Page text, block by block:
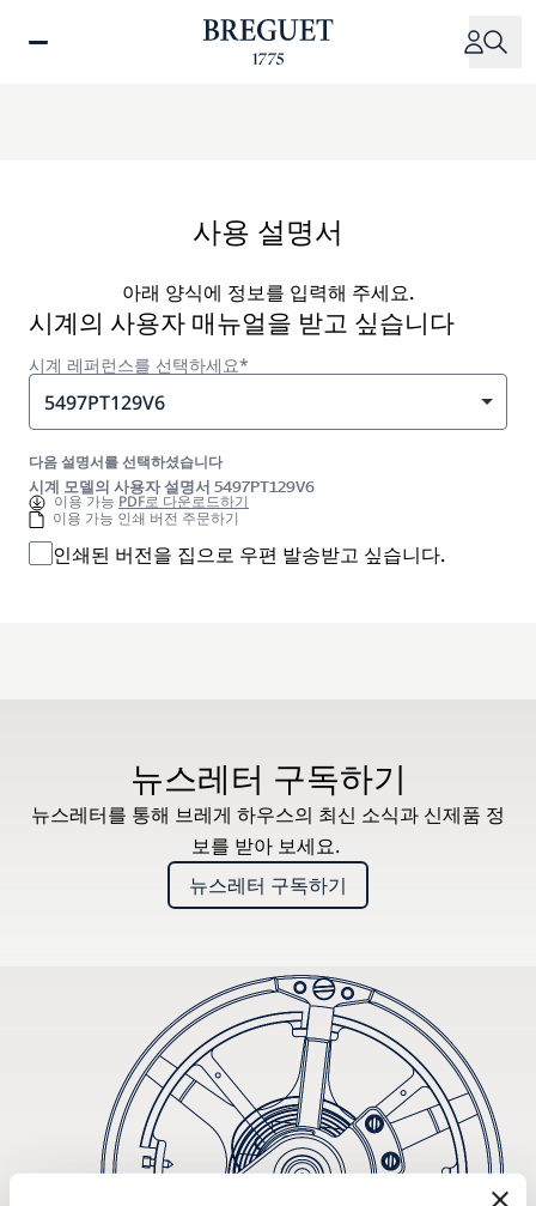
사용 설명서
아래 양식에 정보를 입력해 주세요.
시계의 사용자 매뉴얼을 받고 싶습니다
시계 레퍼런스를 선택하세요*
5497PT129V6
다음 설명서를 선택하셨습니다
시계 모델의 사용자 설명서 5497PT129V6
이용 가능 PDF로 다운로드하기
이용 가능 인쇄 버전 주문하기
인쇄된 버전을 집으로 우편 발송받고 싶습니다.
뉴스레터 구독하기
뉴스레터를 통해 브레게 하우스의 최신 소식과 신제품 정
보를 받아 보세요.
뉴스레터 구독하기